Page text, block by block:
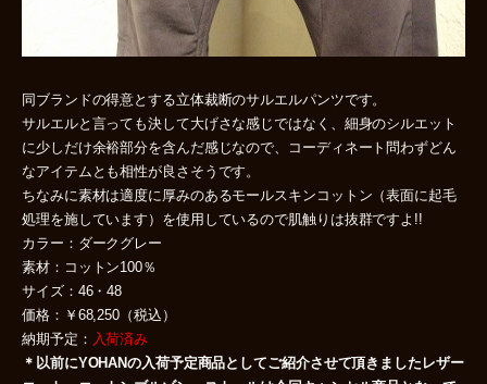
同ブランドの得意とする立体裁断のサルエルパンツです。
サルエルと言っても決して大げさな感じではなく、細身のシルエット
に少しだけ余裕部分を含んだ感じなので、コーディネート問わずどん
なアイテムとも相性が良さそうです。
ちなみに素材は適度に厚みのあるモールスキンコットン（表面に起毛
処理を施しています）を使用しているので肌触りは抜群ですよ!!
カラー：ダークグレー
素材：コットン100％
サイズ：46・48
価格：￥68,250（税込）
納期予定： 入荷済み
＊以前にYOHANの入荷予定商品としてご紹介させて頂きましたレザー